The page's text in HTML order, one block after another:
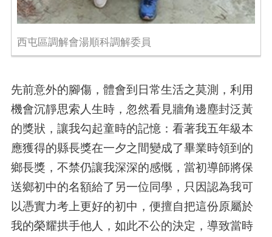
西屯區調解會湯順科調解委員
先前意外的腳傷，體會到日常生活之莫測，利用
機會沉靜思索人生時，忽然看見牆角邊塵封泛黃
的獎狀，讓我勾起童時的記憶：看著我五年級本
應獲得的縣長獎在一夕之間變成了畢業時領到的
鄉長獎，不禁仍讓我深深的感慨，當初導師將保
送鄉初中的名額給了另一位同學，只因認為我可
以憑實力考上更好的初中，便擅自把這份原屬於
我的榮耀拱手他人，如此不公的決定，導致當時